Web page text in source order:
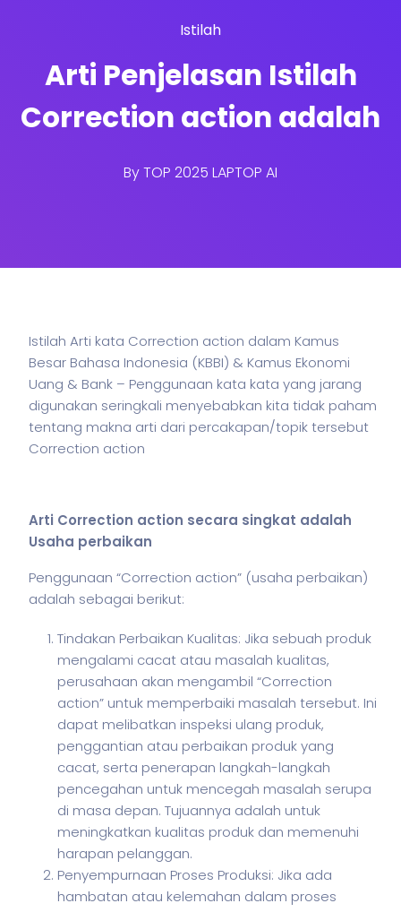
Istilah
Arti Penjelasan Istilah
Correction action adalah
ByTOP 2025 LAPTOP AI
Istilah Arti kata Correction action dalam Kamus
Besar Bahasa Indonesia (KBBI) & Kamus Ekonomi
Uang & Bank – Penggunaan kata kata yang jarang
digunakan seringkali menyebabkan kita tidak paham
tentang makna arti dari percakapan/topik tersebut
Correction action
Arti Correction action secara singkat adalah
Usaha perbaikan
Penggunaan “Correction action” (usaha perbaikan)
adalah sebagai berikut:
Tindakan Perbaikan Kualitas: Jika sebuah produk
mengalami cacat atau masalah kualitas,
perusahaan akan mengambil “Correction
action” untuk memperbaiki masalah tersebut. Ini
dapat melibatkan inspeksi ulang produk,
penggantian atau perbaikan produk yang
cacat, serta penerapan langkah-langkah
pencegahan untuk mencegah masalah serupa
di masa depan. Tujuannya adalah untuk
meningkatkan kualitas produk dan memenuhi
harapan pelanggan.
Penyempurnaan Proses Produksi: Jika ada
hambatan atau kelemahan dalam proses